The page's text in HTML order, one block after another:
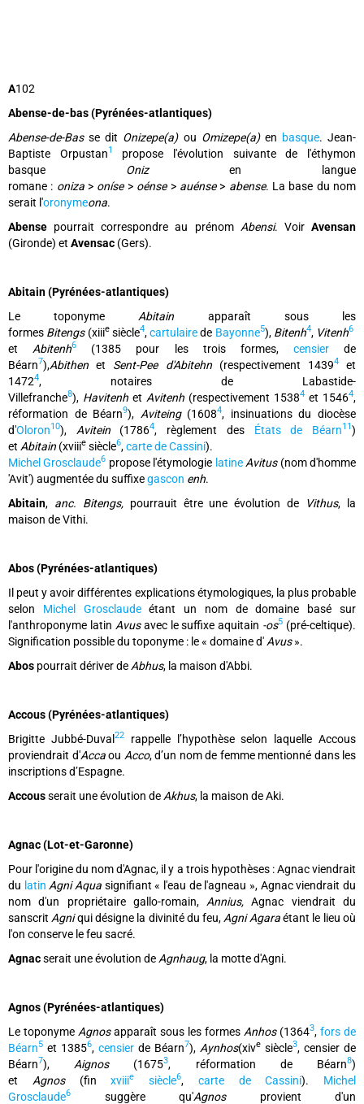
A102
Abense-de-bas (Pyrénées-atlantiques)
Abense-de-Basse dit Onizepe(a)ou Omizepe(a)en basque. Jean-
Baptiste Orpustan1
propose l'évolution suivante de l'éthymon
basque Onizen langue
romane : oniza> oníse> oénse> auénse> abense. La base du nom
serait l'oronymeona.
Abense pourrait correspondre au prénom Abensi. VoirAvensan
(Gironde) et Avensac (Gers).
Abitain (Pyrénées-atlantiques)
Le toponyme Abitain apparaît sous les
formes Bitengs(xiiiesiècle4,cartulairede Bayonne5), Bitenh4, Vitenh6
et Abitenh6 (1385 pour les trois formes, censierde
Béarn7),Abithen et Sent-Pee d'Abitehn(respectivement 14394et
14724, notaires de Labastide-
Villefranche8), Havitenh et Avitenh (respectivement 15384 et 15464,
réformation de Béarn9), Aviteing(16084, insinuations du diocèse
d'Oloron10), Avitein(17864, règlement des États de Béarn11)
et Abitain (xviiie siècle6,carte de Cassini).
Michel Grosclaude6 propose l'étymologie latine Avitus(nom d'homme
'Avit') augmentée du suffixegascon enh.
Abitain, anc. Bitengs,pourrauit être une évolution de Vithus, la
maison de Vithi.
Abos (Pyrénées-atlantiques)
Il peut y avoir différentes explications étymologiques, la plus probable
selon Michel Grosclaudeétant un nom de domaine basé sur
l'anthroponyme latin Avusavec le suffixe aquitain -os5 (pré-celtique).
Signification possible du toponyme : le « domaine d' Avus».
Abos pourrait dériver de Abhus, la maison d'Abbi.
Accous (Pyrénées-atlantiques)
Brigitte Jubbé-Duval22rappelle l’hypothèse selon laquelle Accous
proviendrait d'Accaou Acco, d’un nom de femme mentionné dans les
inscriptions d’Espagne.
Accousserait une évolution de Akhus, la maison de Aki.
Agnac (Lot-et-Garonne)
Pour l'origine du nom d'Agnac, il y a trois hypothèses : Agnac viendrait
du latin Agni Aqua signifiant « l'eau de l'agneau », Agnac viendrait du
nom d'un propriétaire gallo-romain, Annius,Agnac viendrait du
sanscrit Agniqui désigne la divinité du feu, Agni Agaraétant le lieu où
l'on conserve le feu sacré.
Agnacserait une évolution de Agnhaug, la motte d'Agni.
Agnos (Pyrénées-atlantiques)
Le toponyme Agnosapparaît sous les formes Anhos(13643, fors de
Béarn5 et 13856, censier de Béarn7), Aynhos(xive siècle3, censier de
Béarn7), Aignos(16753, réformation de Béarn8)
et Agnos(finxviiie siècle6, carte de Cassini). Michel
Grosclaude6 suggère qu'Agnosprovient d'un